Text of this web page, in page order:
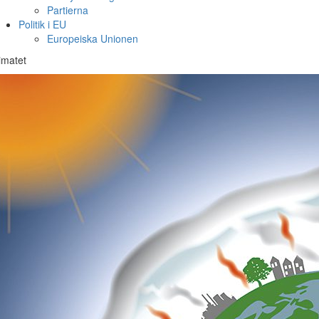
Partierna
Politik i EU
Europeiska Unionen